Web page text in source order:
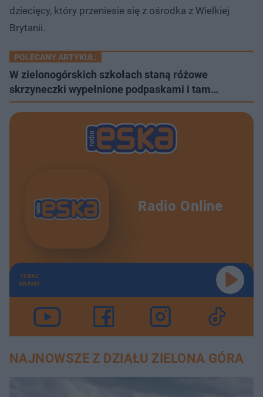
dziecięcy, który przeniesie się z ośrodka z Wielkiej
Brytanii.
POLECANY ARTYKUŁ:
W zielonogórskich szkołach staną różowe
skrzyneczki wypełnione podpaskami i tam…
Radio Online
TERAZ
GRAMY
NAJNOWSZE Z DZIAŁU ZIELONA GÓRA